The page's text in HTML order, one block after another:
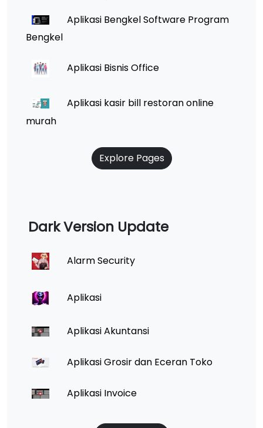
Aplikasi Bengkel Software Program
Bengkel
Aplikasi Bisnis Office
Aplikasi kasir bill restoran online
murah
Explore Pages
Dark Version Update
Alarm Security
Aplikasi
Aplikasi Akuntansi
Aplikasi Grosir dan Eceran Toko
Aplikasi Invoice